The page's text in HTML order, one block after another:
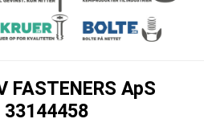
FASTENERS ApS
33144458